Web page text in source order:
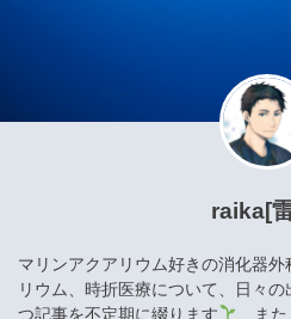
raika[
マリンアクアリウム好きの消化器
リウム、時折医療について、日々
つ記事を不定期に綴ります
また